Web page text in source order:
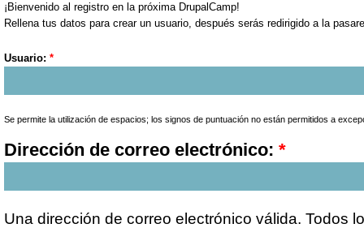
¡Bienvenido al registro en la próxima DrupalCamp!
Rellena tus datos para crear un usuario, después serás redirigido a la
Usuario: *
Se permite la utilización de espacios; los signos de puntuación no están permitidos a
Dirección de correo electrónico: *
Una dirección de correo electrónico válida. Todos